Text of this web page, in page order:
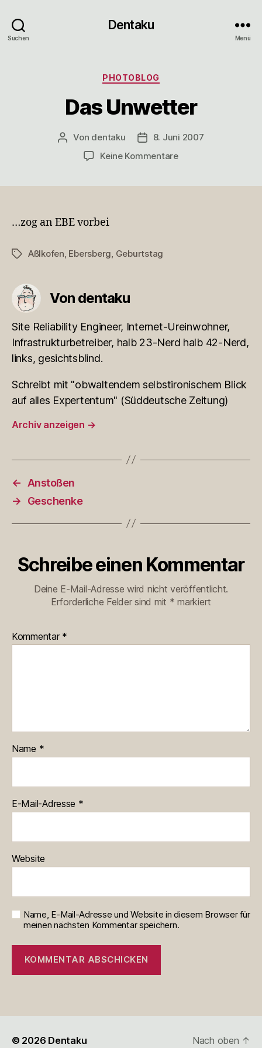
Suchen
Dentaku
Menü
Kategorien
PHOTOBLOG
Das Unwetter
Beitragsautor
Von dentaku Veröffentlichungsdatum
8. Juni 2007
Keine Kommentarezu
…zog an EBE vorbei
Schlagwörter
Aßlkofen Ebersberg Geburtstag
Von dentaku
Site Reliability Engineer, Internet-Ureinwohner,
Infrastrukturbetreiber, halb 23-Nerd halb 42-Nerd,
links, gesichtsblind.
Schreibt mit "obwaltendem selbstironischem Blick
auf alles Expertentum" (Süddeutsche Zeitung)
Archiv anzeigen →
←
Anstoßen
→
Geschenke
Schreibe einen Kommentar
Deine E-Mail-Adresse wird nicht veröffentlicht.
Erforderliche Felder sind mit * markiert
Kommentar *
Name *
E-Mail-Adresse *
Website
Name, E-Mail-Adresse und Website in diesem Browser für
meinen nächsten Kommentar speichern.
© 2026 Dentaku Nach oben ↑